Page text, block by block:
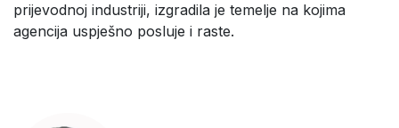
prijevodnoj industriji, izgradila je temelje na kojima
agencija uspješno posluje i raste.